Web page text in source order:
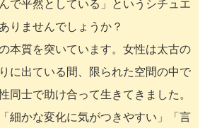
で平然としている」というシチュエ
りませんでしょうか？
本質を突いています。女性は太古の
に出ている間、限られた空間の中で
同士で助け合って生きてきました。
細かな変化に気がつきやすい」「言